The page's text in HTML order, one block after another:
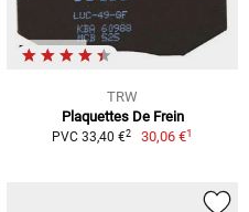
TRW
Plaquettes De Frein
PVC 33,40 €2 30,06 €1